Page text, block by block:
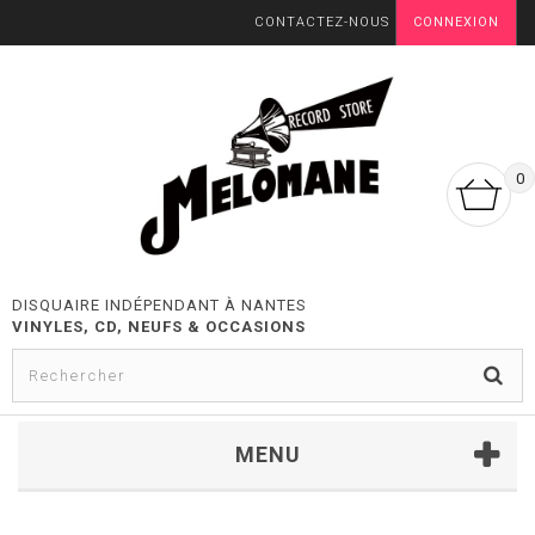
CONNEXION
CONTACTEZ-NOUS
0
DISQUAIRE INDÉPENDANT À NANTES
VINYLES, CD, NEUFS & OCCASIONS
MENU